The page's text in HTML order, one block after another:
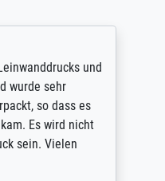
und
wurde sehr
so dass es
Es wird nicht
sein. Vielen